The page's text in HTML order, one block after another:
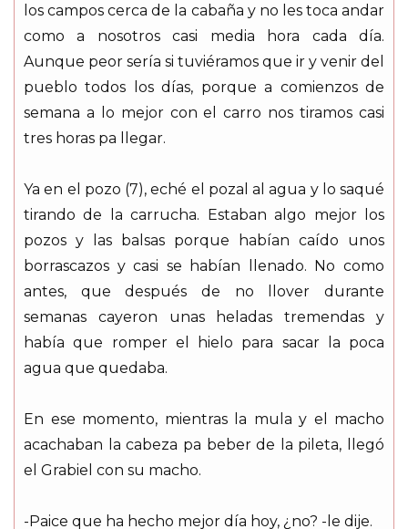
los campos cerca de la cabaña y no les toca andar
como a nosotros casi media hora cada día.
Aunque peor sería si tuviéramos que ir y venir del
pueblo todos los días, porque a comienzos de
semana a lo mejor con el carro nos tiramos casi
tres horas pa llegar.
Ya en el pozo (7), eché el pozal al agua y lo saqué
tirando de la carrucha. Estaban algo mejor los
pozos y las balsas porque habían caído unos
borrascazos y casi se habían llenado. No como
antes, que después de no llover durante
semanas cayeron unas heladas tremendas y
había que romper el hielo para sacar la poca
agua que quedaba.
En ese momento, mientras la mula y el macho
acachaban la cabeza pa beber de la pileta, llegó
el Grabiel con su macho.
-Paice que ha hecho mejor día hoy, ¿no? -le dije.